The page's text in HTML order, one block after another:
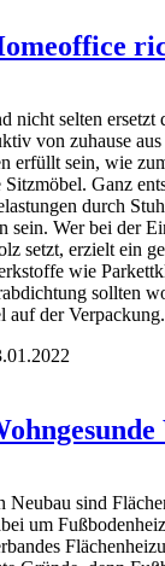
nicht sel­ten
von zuhau­se
erfüllt sein, wie
Sitz­mö­bel. Ganz
durch
sein. Wer bei der
setzt, erzielt ein
wie
soll­ten
auf der
Neu­bau sind
um